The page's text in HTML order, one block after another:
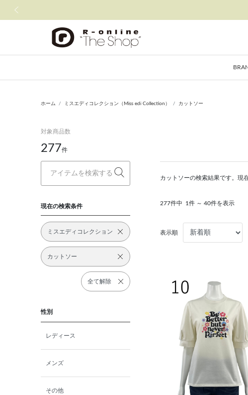
ホーム ミスエディコレクション（Miss edi Collection） カットソー
対象商品数
277件
現在の検索条件
ミスエディコレクション
カットソー
全て解除
性別
レディース
メンズ
その他
カットソーの検索結果です。現
277件中 1件 ～ 40件を表示
表示順